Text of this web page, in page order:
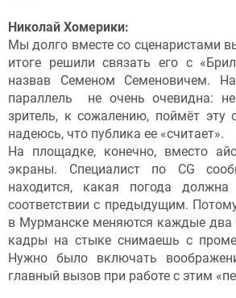
Николай Хомерики:
Мы долго вместе со сценаристами
итоге решили связать его с
назвав Семеном Семеновичем.
параллель не очень очевидна:
зритель, к сожалению, поймёт эту
надеюсь, что публика ее «считает».
На площадке, конечно, вместо
экраны. Специалист по CG
находится, какая погода
соответствии с предыдущим.
в Мурманске меняются каждые два
кадры на стыке снимаешь с
Нужно было включать
главный вызов при работе с этим